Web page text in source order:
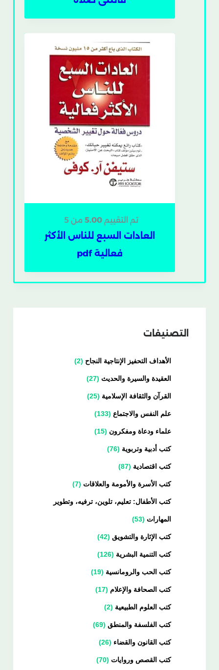
تم التقييم 5.00من 5
العادات السبع للناس الأكثر
فعالية pdf
التصنيفات
الأهداف التحفيز الإنتاجية النجاح 2
العقيدة والسيرة والحديث 27
القرآن والثقافة الإسلامية 25
علم النفس والاجتماع 133
علماء ودعاة ومفكرون 15
كتب أدبية وتربوية 76
كتب اقتصادية 87
كتب الأسرة والأمومة والعلاقات 7
كتب الأطفال: تعليم، تلوين، ترفيه، وتطوير
المهارات 53
كتب الإثارة والتشويق 42
كتب التنمية البشرية 126
كتب الحب والرومانسية 19
كتب الصحافة والإعلام 17
كتب العلوم الطبيعية 2
كتب الفلسفة والمنطق 69
كتب القانون والقضاء 26
كتب القصص وروايات 70